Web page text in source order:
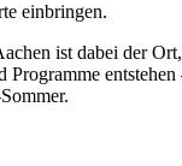
einbringen.
ist dabei der Ort,
Programme entstehen